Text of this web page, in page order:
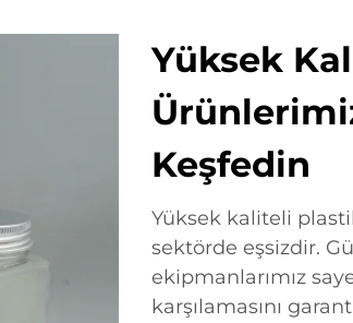
Yüksek
Keşfedin
Yüksek kaliteli
sektörde eşsizdir.
ekipmanlarımız
karşılamasını